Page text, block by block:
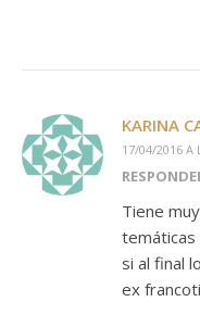
KARINA
17/04/2016 A
Tiene
si al final
ex